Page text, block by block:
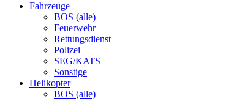
Fahrzeuge
BOS (alle)
Feuerwehr
Rettungsdienst
Polizei
SEG/KATS
Sonstige
Helikopter
BOS (alle)